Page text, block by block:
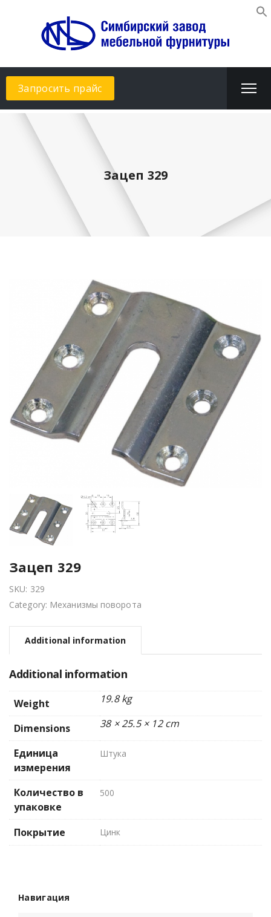
Запросить прайс
Зацеп 329
Зацеп 329
SKU: 329
Category: Механизмы поворота
Additional information
Additional information
Weight 19.8 kg
Dimensions 38 × 25.5 × 12 cm
Единица
измерения
Штука
Количество в
упаковке
500
Покрытие Цинк
Навигация